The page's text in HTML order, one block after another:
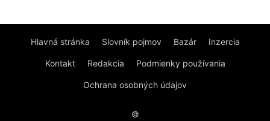
Hlavná stránka Slovník pojmov Bazár Inzercia
Kontakt Redakcia Podmienky používania
Ochrana osobných údajov
©